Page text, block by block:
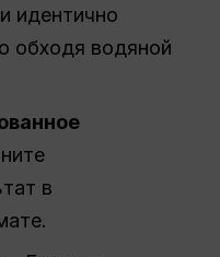
идентично
обходя водяной
в